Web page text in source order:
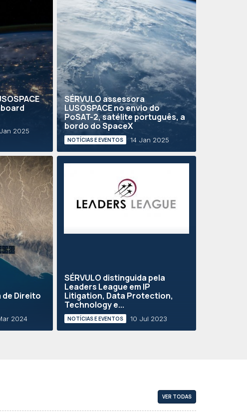
2025
SÉRVULO assessora
LUSOSPACE no envio do
PoSAT-2, satélite português, a
bordo do SpaceX
NOTÍCIAS E EVENTOS 14 Jan 2025
de Direito
2024
SÉRVULO distinguida pela
Leaders League em IP
Litigation, Data Protection,
Technology e...
NOTÍCIAS E EVENTOS 10 Jul 2023
VER TODAS